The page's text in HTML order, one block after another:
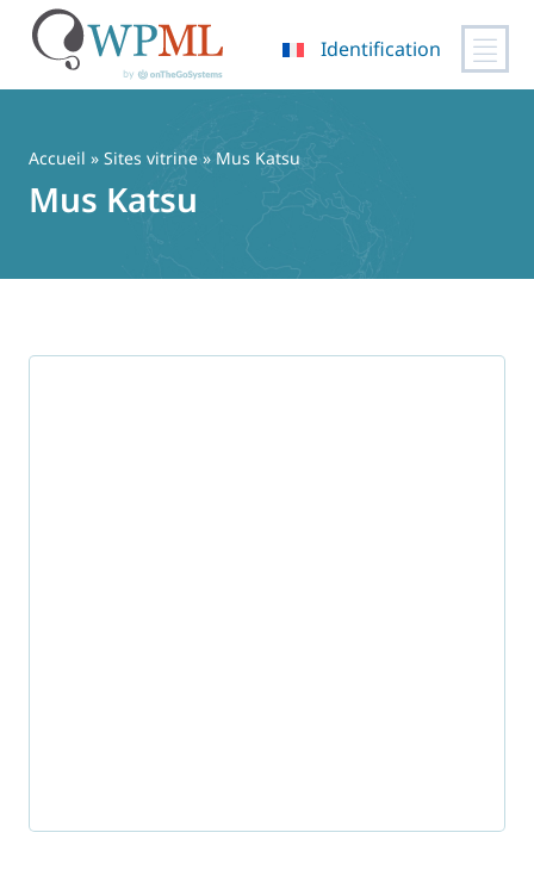
contenu
Identification
Accueil » Sites vitrine » Mus Katsu
Mus Katsu